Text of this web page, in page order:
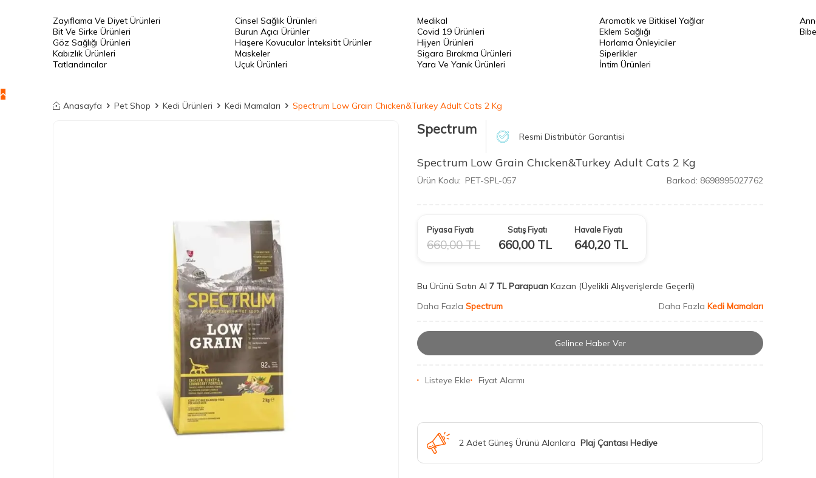
Zayıflama Ve Diyet Ürünleri Cinsel Sağlık Ürünleri Medikal
Aromatik ve Bitkisel Yağlar
Bit Ve Sirke Ürünleri
Burun Açıcı Ürünler Covid 19 Ürünleri
Eklem Sağlığı
Göz Sağlığı Ürünleri
Haşere Kovucular İnteksitit Ürünler Hijyen Ürünleri
Horlama Önleyiciler
Kabızlık Ürünleri
Maskeler Sigara Bırakma Ürünleri
Siperlikler
Tatlandırıcılar
Uçuk Ürünleri Yara Ve Yanık Ürünleri İntim Ürünleri
Anasayfa Pet Shop Kedi Ürünleri Kedi Mamaları Spectrum Low Grain Chıcken&Turkey Adult Cats 2 Kg
Spectrum Resmi Distribütör Garantisi
Spectrum Low Grain Chıcken&Turkey Adult Cats 2 Kg
Ürün Kodu: PET-SPL-057 Barkod: 8698995027762
Piyasa Fiyatı
660,00TL
Satış Fiyatı
660,00TL
Havale Fiyatı
640,20TL
Bu Ürünü Satın Al 7 TL Parapuan Kazan (Üyelikli Alışverişlerde Geçerli)
Daha Fazla Spectrum Daha Fazla Kedi Mamaları
Gelince Haber Ver
Listeye Ekle Fiyat Alarmı
2 Adet Güneş Ürünü Alanlara Plaj Çantası Hediye